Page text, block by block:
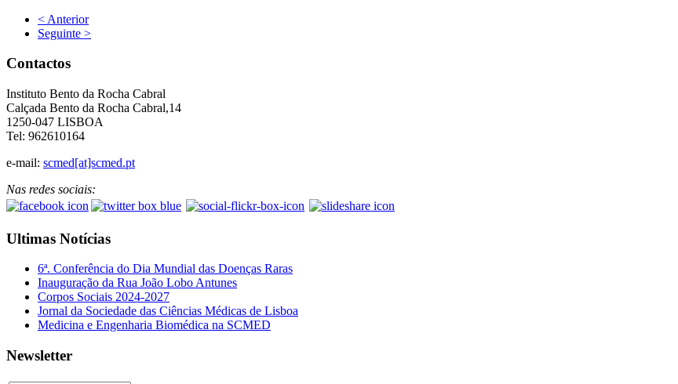
< Anterior
Seguinte >
Contactos
Instituto Bento da Rocha Cabral
Calçada Bento da Rocha Cabral,14
1250-047 LISBOA
Tel: 962610164
e-mail: scmed[at]scmed.pt
Nas redes sociais:
Ultimas Notícias
6ª. Conferência do Dia Mundial das Doenças Raras
Inauguração da Rua João Lobo Antunes
Corpos Sociais 2024-2027
Jornal da Sociedade das Ciências Médicas de Lisboa
Medicina e Engenharia Biomédica na SCMED
Newsletter